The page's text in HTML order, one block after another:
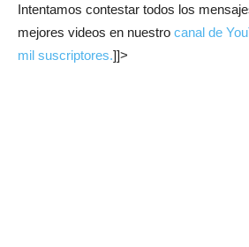
Intentamos contestar todos los
mejores videos en nuestro canal de
mil suscriptores.]]>